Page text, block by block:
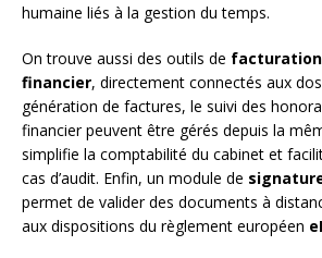
humaine liés à la gestion du temps.
On trouve aussi des outils de
financier, directement connectés aux
génération de factures, le suivi des
financier peuvent être gérés depuis la
simplifie la comptabilité du cabinet et
cas d’audit. Enfin, un module de
permet de valider des documents à
aux dispositions du règlement européen